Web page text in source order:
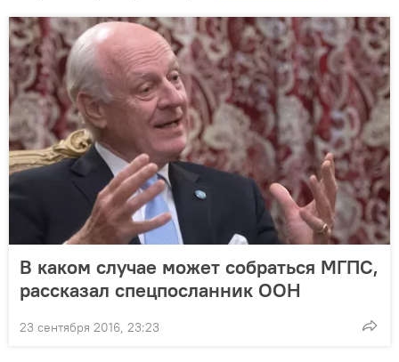
В каком случае может собраться МГПС,
рассказал спецпосланник ООН
23 сентября 2016, 23:23